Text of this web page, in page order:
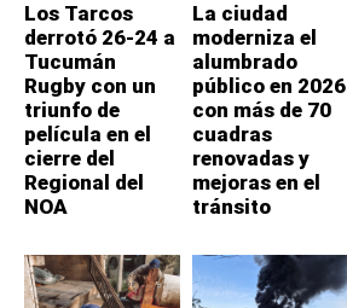
Los Tarcos
derrotó 26-24 a
Tucumán
Rugby con un
triunfo de
película en el
cierre del
Regional del
NOA
La ciudad
moderniza el
alumbrado
público en 2026
con más de 70
cuadras
renovadas y
mejoras en el
tránsito